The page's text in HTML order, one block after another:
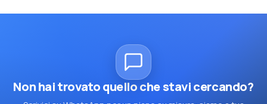
Non hai trovato quello che stavi cercando?